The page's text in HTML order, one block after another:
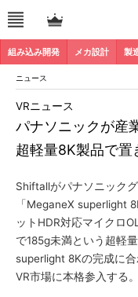
組み込み開発 メカ設計 製
ニュース
パナソニックが産
超軽量8K製品で置
VRニュース
Shiftallがパナソニック
「MeganeX superlight
ットHDR対応マイクロ
で185g未満という超軽
superlight 8Kの完成に
VR市場に本格参入する。